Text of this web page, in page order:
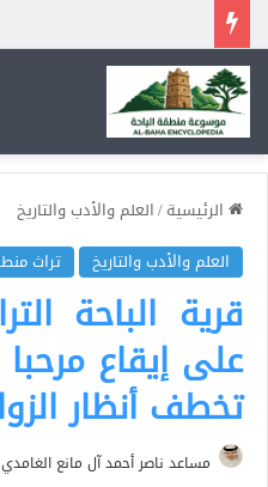
الرئيسية/العلم والأدب والتاريخ
العلم والأدب والتاريخ
تراث
قرية الباحة
على إيقاع
تخطف أنظار
مساعد ناصر أحمد آل مانع الغامدي